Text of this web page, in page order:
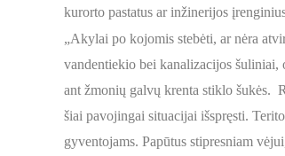
kurorto pastatus ar inžinerijos
„Akylai po kojomis stebėti, ar nėra
vandentiekio bei kanalizacijos šuliniai,
ant žmonių galvų krenta stiklo šukės.
šiai pavojingai situacijai išspręsti.
gyventojams. Papūtus stipresniam